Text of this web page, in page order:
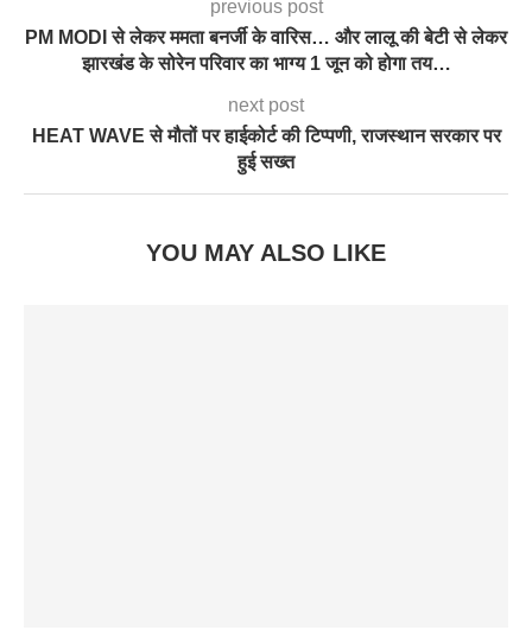
previous post
PM MODI से लेकर ममता बनर्जी के वारिस… और लालू की बेटी से लेकर
झारखंड के सोरेन परिवार का भाग्य 1 जून को होगा तय…
next post
HEAT WAVE से मौतों पर हाईकोर्ट की टिप्पणी, राजस्थान सरकार पर
हुई सख्त
YOU MAY ALSO LIKE